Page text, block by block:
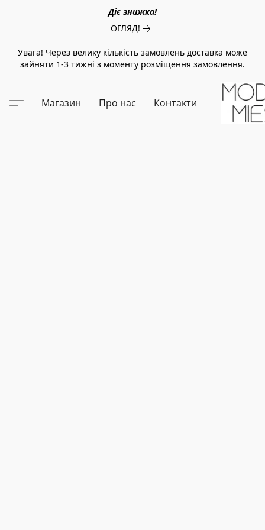
Діє знижка!
ОГЛЯД!
Увага! Через велику кількість замовлень доставка може
зайняти 1-3 тижні з моменту розміщення замовлення.
Магазин Про нас Контакти